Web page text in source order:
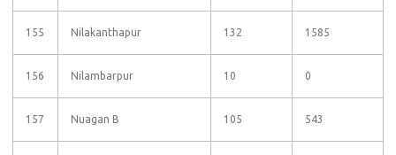
155 Nilakanthapur 132 1585
156 Nilambarpur 10 0
157 Nuagan B 105 543